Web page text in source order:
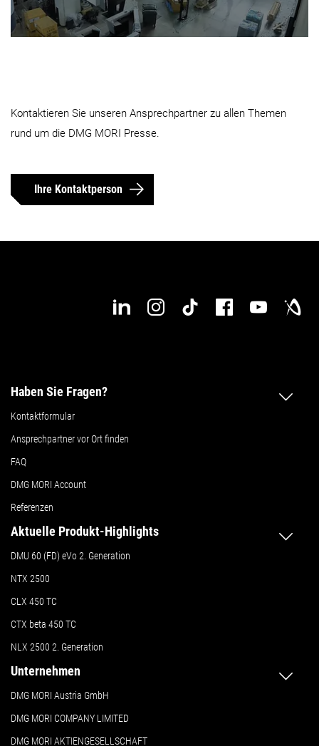
Kontaktieren Sie unseren Ansprechpartner zu allen Themen
rund um die DMG MORI Presse.
Ihre Kontaktperson
Haben Sie Fragen?
Kontaktformular
Ansprechpartner vor Ort finden
FAQ
DMG MORI Account
Referenzen
Aktuelle Produkt-Highlights
DMU 60 (FD) eVo 2. Generation
NTX 2500
CLX 450 TC
CTX beta 450 TC
NLX 2500 2. Generation
Unternehmen
DMG MORI Austria GmbH
DMG MORI COMPANY LIMITED
DMG MORI AKTIENGESELLSCHAFT